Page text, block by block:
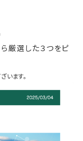
厳選した３つをピ
います。